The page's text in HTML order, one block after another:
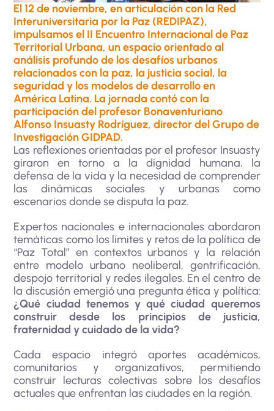
El 12 de noviembre, en articulación con la Red
Interuniversitaria por la Paz (REDIPAZ),
impulsamos el II Encuentro Internacional de Paz
Territorial Urbana, un espacio orientado al
análisis profundo de los desafíos urbanos
relacionados con la paz, la justicia social, la
seguridad y los modelos de desarrollo en
América Latina. La jornada contó con la
participación del profesor Bonaventuriano
Alfonso Insuasty Rodríguez, director del Grupo de
Investigación GIDPAD.
Las reflexiones orientadas por el profesor Insuasty
giraron en torno a la dignidad humana, la
defensa de la vida y la necesidad de comprender
las dinámicas sociales y urbanas como
escenarios donde se disputa la paz.
Expertos nacionales e internacionales abordaron
temáticas como los límites y retos de la política de
“Paz Total” en contextos urbanos y la relación
entre modelo urbano neoliberal, gentrificación,
despojo territorial y redes ilegales. En el centro de
la discusión emergió una pregunta ética y política:
¿Qué ciudad tenemos y qué ciudad queremos
construir desde los principios de justicia,
fraternidad y cuidado de la vida?
Cada espacio integró aportes académicos,
comunitarios y organizativos, permitiendo
construir lecturas colectivas sobre los desafíos
actuales que enfrentan las ciudades en la región.